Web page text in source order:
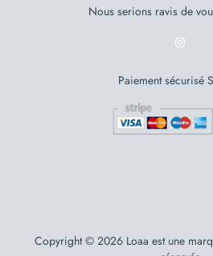
Nous serions ravis de
Paiement sécurisé
Copyright © 2026 Loaa est une